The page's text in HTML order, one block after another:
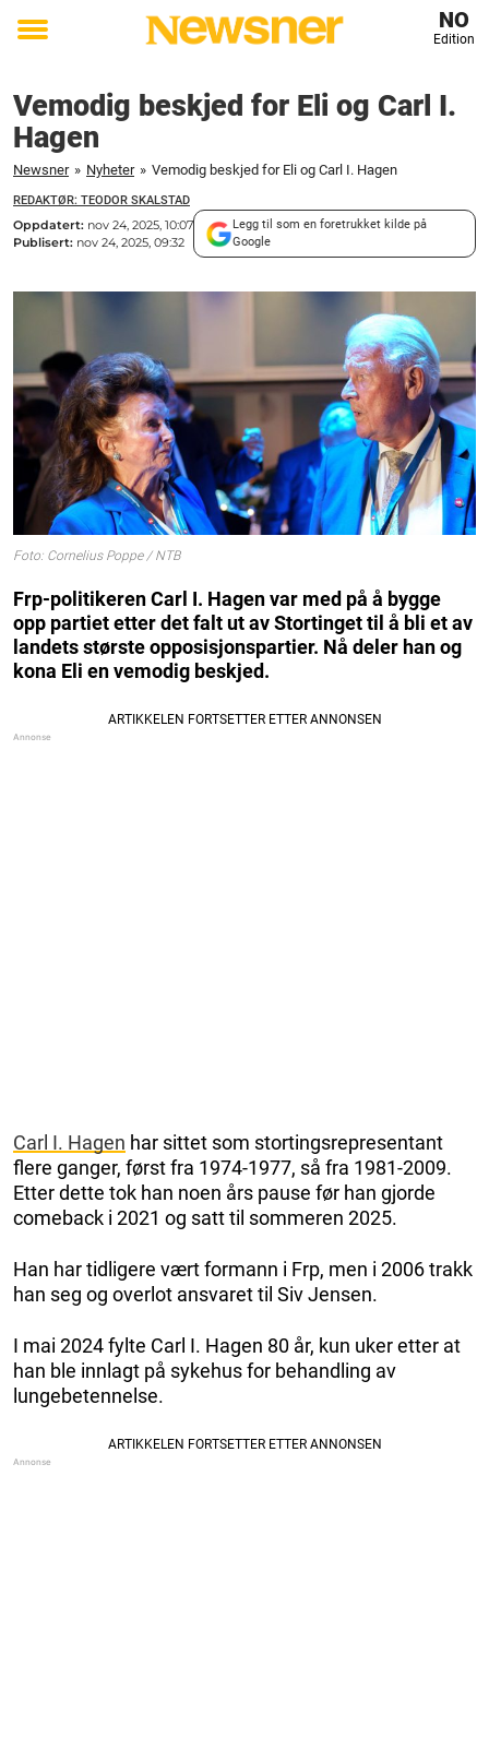
Toggle
NO
Edition
Vemodig beskjed for Eli og Carl I.
Hagen
Newsner » Nyheter » Vemodig beskjed for Eli og Carl I. Hagen
REDAKTØR: TEODOR SKALSTAD
Oppdatert: nov 24, 2025, 10:07
Publisert: nov 24, 2025, 09:32
Legg til som en foretrukket kilde på
Google
Foto: Cornelius Poppe / NTB
Frp-politikeren Carl I. Hagen var med på å bygge
opp partiet etter det falt ut av Stortinget til å bli et av
landets største opposisjonspartier. Nå deler han og
kona Eli en vemodig beskjed.
Carl I. Hagen har sittet som stortingsrepresentant
flere ganger, først fra 1974-1977, så fra 1981-2009.
Etter dette tok han noen års pause før han gjorde
comeback i 2021 og satt til sommeren 2025.
Han har tidligere vært formann i Frp, men i 2006 trakk
han seg og overlot ansvaret til Siv Jensen.
I mai 2024 fylte Carl I. Hagen 80 år, kun uker etter at
han ble innlagt på sykehus for behandling av
lungebetennelse.